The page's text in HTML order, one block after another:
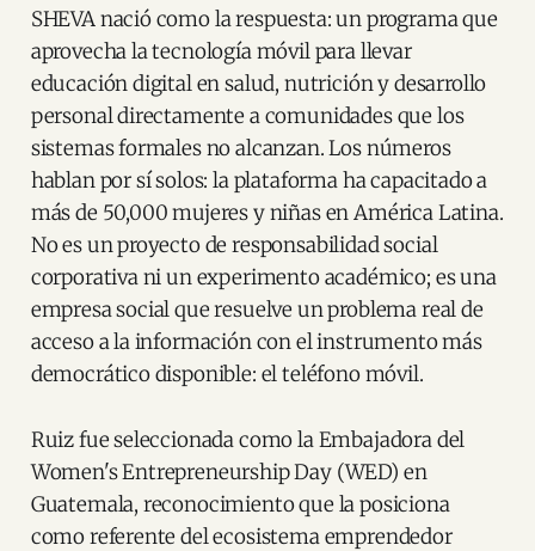
SHEVA nació como la respuesta: un programa que
aprovecha la tecnología móvil para llevar
educación digital en salud, nutrición y desarrollo
personal directamente a comunidades que los
sistemas formales no alcanzan. Los números
hablan por sí solos: la plataforma ha capacitado a
más de 50,000 mujeres y niñas en América Latina.
No es un proyecto de responsabilidad social
corporativa ni un experimento académico; es una
empresa social que resuelve un problema real de
acceso a la información con el instrumento más
democrático disponible: el teléfono móvil.
Ruiz fue seleccionada como la Embajadora del
Women's Entrepreneurship Day (WED) en
Guatemala, reconocimiento que la posiciona
como referente del ecosistema emprendedor